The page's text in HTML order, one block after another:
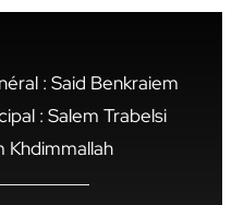
: Said Benkraiem
: Salem Trabelsi
Khdimmallah